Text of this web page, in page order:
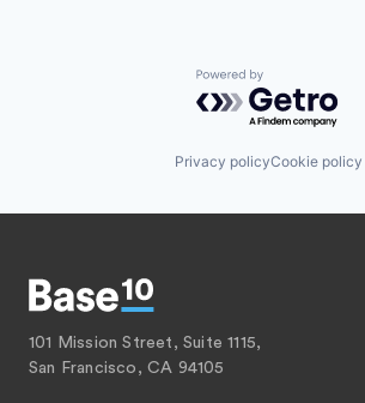
Powered by
Privacy policyCookie policy
101 Mission Street, Suite 1115,
San Francisco, CA 94105